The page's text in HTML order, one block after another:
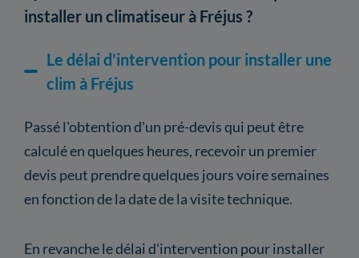
installer un climatiseur à Fréjus ?
Le délai d'intervention pour installer une
clim à Fréjus
Passé l'obtention d'un pré-devis qui peut être
calculé en quelques heures, recevoir un premier
devis peut prendre quelques jours voire semaines
en fonction de la date de la visite technique.
En revanche le délai d'intervention pour installer